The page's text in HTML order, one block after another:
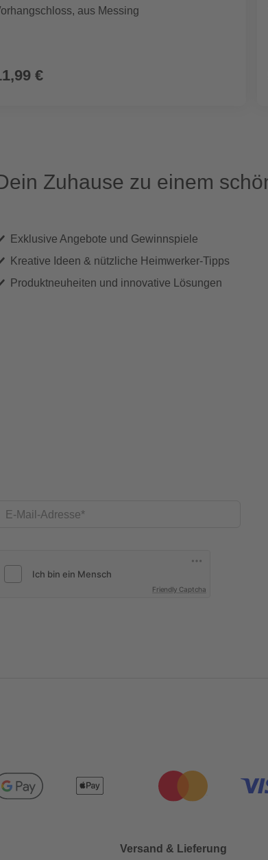
aus Messing
€
Zuhause zu einem
Exklusive Angebote und Gewinnspiele
Kreative Ideen & nützliche Heimwerker-Tipps
Produktneuheiten und innovative Lösungen
E-Mail-Adresse
Friendly Captcha
Versand & Lieferung